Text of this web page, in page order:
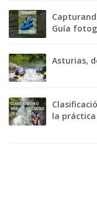
Guía
Asturias,
la